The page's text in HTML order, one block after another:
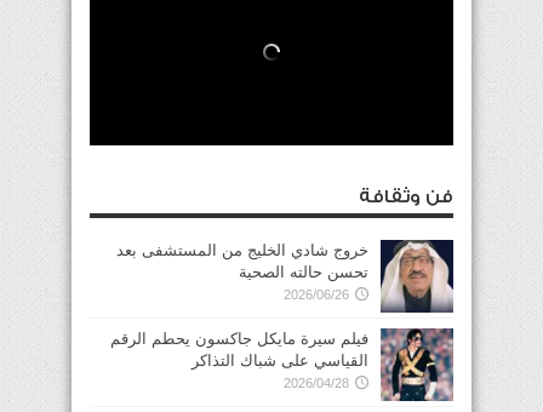
فن وثقافة
خروج شادي الخليج من المستشفى بعد
تحسن حالته الصحية
2026/06/26
فيلم سيرة مايكل جاكسون يحطم الرقم
القياسي على شباك التذاكر
2026/04/28